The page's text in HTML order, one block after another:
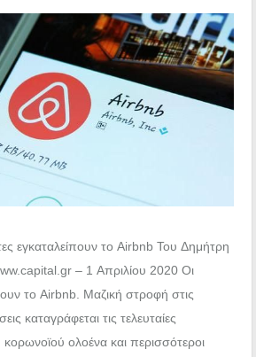
εγκαταλείπουν το Airbnb Του Δημήτρη
– 1 Απριλίου 2020 Οι
το Airbnb. Μαζική στροφή στις
καταγράφεται τις τελευταίες
ολοένα και περισσότεροι